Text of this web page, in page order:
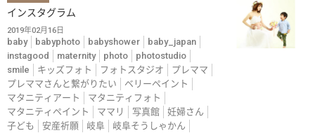
インスタグラム
2019年02月16日
baby babyphoto babyshower
baby_japan
instagood
maternity photo
photostudio
smile
キッズフォト フォトスタジオ
プレママ
プレママさんと繋がりたい
ベリーペイント
マタニティアート
マタニティフォト
マタニティペイント
ママリ 写真館
妊婦さん
子ども
安産祈願 岐阜
岐阜そうしゃかん